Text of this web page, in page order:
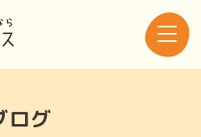
ログ